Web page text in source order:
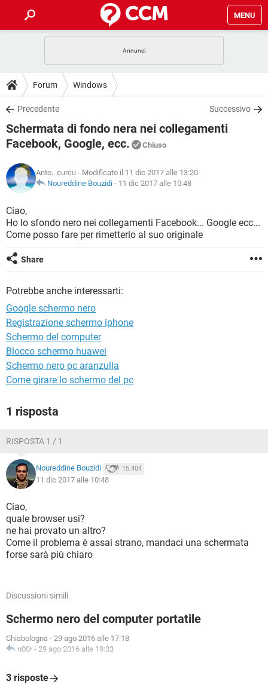
MENU
INTRATTENIMENTO
iOS
INSTAGRAM WHATSAPP
TIKTOK FACEBOOK
HARDWARE
GUIDE
COVID-19
iOS
TIKTOK FACEBOOK
DOWNLOAD
COVID-19 GAMING
INTRATTENIMENTO ANDROID
iOS WINDOWS 10
INSTAGRAM
TIKTOK
HARDWARE
FORUM
INTRATTENIMENTO ANDROID
INSTAGRAM WHATSAPP
TIKTOK FACEBOOK
HARDWARE
GLOSSARIO
COVID-19
INTRATTENIMENTO
iOS WINDOWS 10
INSTAGRAM
HARDWARE
Forum Windows
Precedente Successivo
Schermata di fondo nera nei collegamenti
Facebook, Google, ecc.
Chiuso
Anto...curcu - Modificato il 11 dic 2017 alle 13:20
Noureddine Bouzidi - 11 dic 2017 alle 10:48
Ciao,
Ho lo sfondo nero nei collegamenti Facebook... Google ecc...
Come posso fare per rimetterlo al suo originale
Share
Potrebbe anche interessarti:
Google schermo nero
Registrazione schermo iphone
Schermo del computer
Blocco schermo huawei
Schermo nero pc aranzulla
Come girare lo schermo del pc
1 risposta
RISPOSTA 1 / 1
Noureddine Bouzidi 15.404
11 dic 2017 alle 10:48
Ciao,
quale browser usi?
ne hai provato un altro?
Come il problema è assai strano, mandaci una schermata
forse sarà più chiaro
Discussioni simili
Schermo nero del computer portatile
Chiabologna - 29 ago 2016 alle 17:18
n00r - 29 ago 2016 alle 19:33
3 risposte